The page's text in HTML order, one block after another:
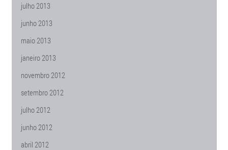
julho 2013
junho 2013
maio 2013
janeiro 2013
novembro 2012
setembro 2012
julho 2012
junho 2012
abril 2012